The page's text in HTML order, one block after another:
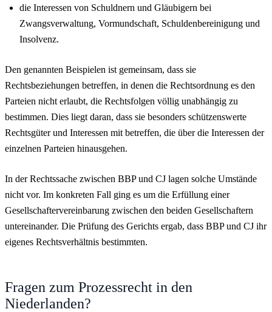
die Interessen von Schuldnern und Gläubigern bei
Zwangsverwaltung, Vormundschaft, Schuldenbereinigung und
Insolvenz.
Den genannten Beispielen ist gemeinsam, dass sie
Rechtsbeziehungen betreffen, in denen die Rechtsordnung es den
Parteien nicht erlaubt, die Rechtsfolgen völlig unabhängig zu
bestimmen. Dies liegt daran, dass sie besonders schützenswerte
Rechtsgüter und Interessen mit betreffen, die über die Interessen der
einzelnen Parteien hinausgehen.
In der Rechtssache zwischen BBP und CJ lagen solche Umstände
nicht vor. Im konkreten Fall ging es um die Erfüllung einer
Gesellschaftervereinbarung zwischen den beiden Gesellschaftern
untereinander. Die Prüfung des Gerichts ergab, dass BBP und CJ ihr
eigenes Rechtsverhältnis bestimmten.
Fragen zum Prozessrecht in den
Niederlanden?